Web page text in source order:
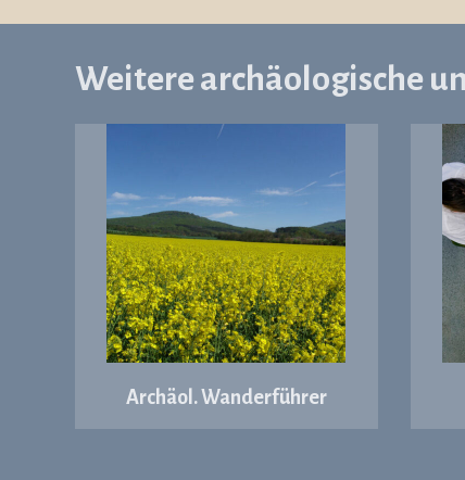
Weitere archäologische
Archäol. Wanderführer